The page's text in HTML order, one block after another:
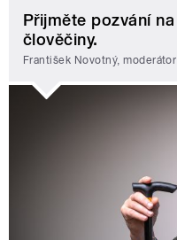
Přijměte pozvání
člověčiny.
František Novotný, moderátor